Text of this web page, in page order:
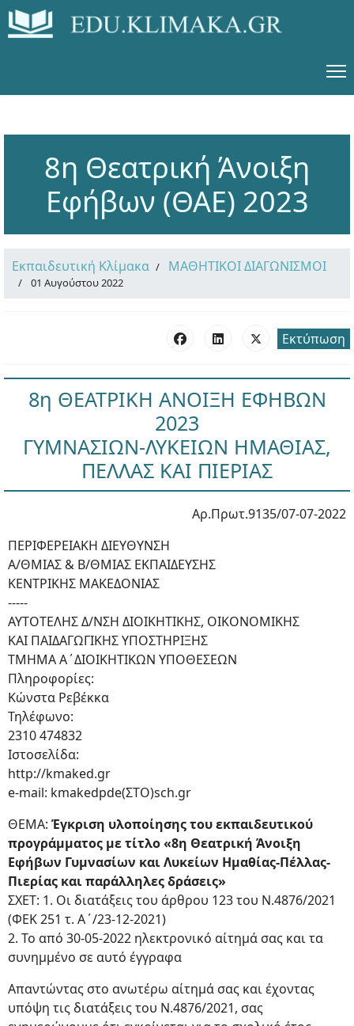
8η Θεατρική Άνοιξη
Εφήβων (ΘΑΕ) 2023
Εκπαιδευτική Κλίμακα ΜΑΘΗΤΙΚΟΙ ΔΙΑΓΩΝΙΣΜΟΙ
01 Αυγούστου 2022
Εκτύπωση
8η ΘΕΑΤΡΙΚΗ ΑΝΟΙΞΗ ΕΦΗΒΩΝ
2023
ΓΥΜΝΑΣΙΩΝ-ΛΥΚΕΙΩΝ ΗΜΑΘΙΑΣ,
ΠΕΛΛΑΣ ΚΑΙ ΠΙΕΡΙΑΣ
Αρ.Πρωτ.9135/07-07-2022
ΠΕΡΙΦΕΡΕΙΑΚΗ ΔΙΕΥΘΥΝΣΗ
Α/ΘΜΙΑΣ & Β/ΘΜΙΑΣ ΕΚΠΑΙΔΕΥΣΗΣ
ΚΕΝΤΡΙΚΗΣ ΜΑΚΕΔΟΝΙΑΣ
-----
ΑΥΤΟΤΕΛΗΣ Δ/ΝΣΗ ΔΙΟΙΚΗΤΙΚΗΣ, ΟΙΚΟΝΟΜΙΚΗΣ
ΚΑΙ ΠΑΙΔΑΓΩΓΙΚΗΣ ΥΠΟΣΤΗΡΙΞΗΣ
ΤΜΗΜΑ Α΄ΔΙΟΙΚΗΤΙΚΩΝ ΥΠΟΘΕΣΕΩΝ
Πληροφορίες:
Κώνστα Ρεβέκκα
Τηλέφωνο:
2310 474832
Ιστοσελίδα:
http://kmaked.gr
e-mail: kmakedpde(ΣΤΟ)sch.gr
ΘΕΜΑ: Έγκριση υλοποίησης του εκπαιδευτικού
προγράμματος με τίτλο «8η Θεατρική Άνοιξη
Εφήβων Γυμνασίων και Λυκείων Ημαθίας-Πέλλας-
Πιερίας και παράλληλες δράσεις»
ΣΧΕΤ: 1. Οι διατάξεις του άρθρου 123 του Ν.4876/2021
(ΦΕΚ 251 τ. Α΄/23-12-2021)
2. Το από 30-05-2022 ηλεκτρονικό αίτημά σας και τα
συνημμένο σε αυτό έγγραφα
Απαντώντας στο ανωτέρω αίτημά σας και έχοντας
υπόψη τις διατάξεις του Ν.4876/2021, σας